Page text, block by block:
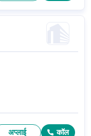
अप्लाई कॉल